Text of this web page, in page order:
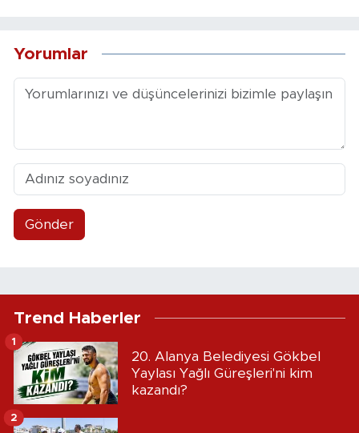
Yorumlar
Gönder
Trend Haberler
20. Alanya Belediyesi Gökbel
Yaylası Yağlı Güreşleri'ni kim
kazandı?
1
2